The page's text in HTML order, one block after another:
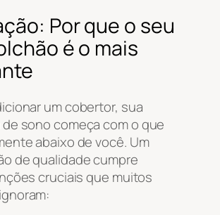
Por que o seu
é o mais
um cobertor, sua
sono começa com o que
abaixo de você. Um
de qualidade cumpre
cruciais que muitos